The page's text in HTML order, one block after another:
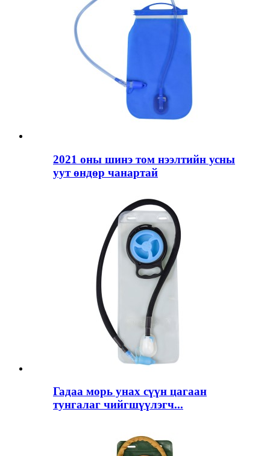
2021 оны шинэ том нээлтийн усны
уут өндөр чанартай
Гадаа морь унах сүүн цагаан
тунгалаг чийгшүүлэгч...